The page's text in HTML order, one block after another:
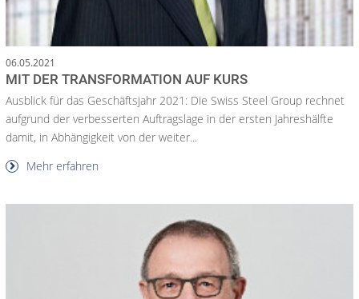
06.05.2021
MIT DER TRANSFORMATION AUF KURS
Ausblick für das Geschäftsjahr 2021: Die Swiss Steel Group rechnet
aufgrund der verbesserten Auftragslage in der ersten Jahreshälfte
damit, in Abhängigkeit von der weiter...
Mehr erfahren